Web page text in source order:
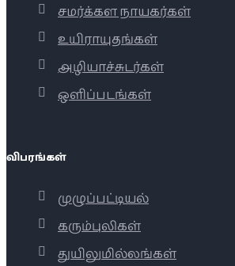
சமர்க்கள நாயகர்கள்
உயிராயுதங்கள்
அழியாச்சுடர்கள்
ஒளிப்படங்கள்
விபரங்கள்
முழுப்பட்டியல்
கரும்புலிகள்
துயிலுமில்லங்கள்